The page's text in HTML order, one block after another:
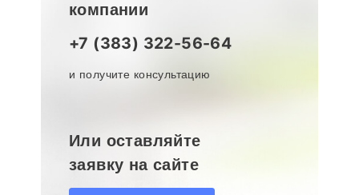
компании
+7 (383) 322-56-64
и получите консультацию
Или оставляйте
заявку на сайте